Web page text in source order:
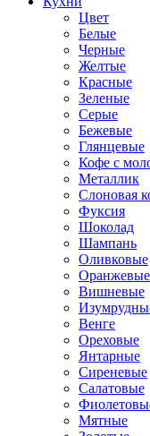
Цвет
Белые
Черные
Желтые
Красные
Зеленые
Серые
Бежевые
Глянцевые
Кофе с
Металлик
Слоновая
Фуксия
Шоколад
Шампань
Оливковые
Оранжевые
Вишневые
Венге
Ореховые
Янтарные
Сиреневые
Салатовые
Мятные